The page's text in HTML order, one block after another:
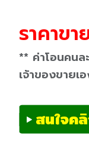
ราคาข
** ค่าโอนคนล
เจ้าของขายเ